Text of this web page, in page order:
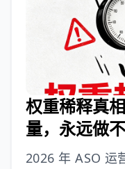
用户内容反哺权
联动；搭建长效
测竞品。2026年
围核心壁垒。
权重稀释真
量，永远做
2026 年 ASO 运